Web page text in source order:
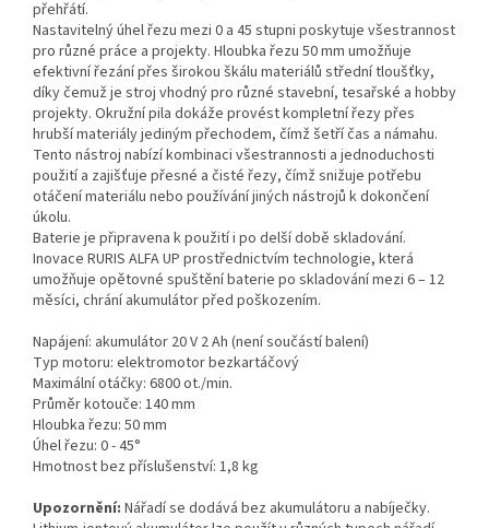
přehřátí.
Nastavitelný úhel řezu mezi 0 a 45 stupni poskytuje všestrannost
pro různé práce a projekty. Hloubka řezu 50 mm umožňuje
efektivní řezání přes širokou škálu materiálů střední tloušťky,
díky čemuž je stroj vhodný pro různé stavební, tesařské a hobby
projekty. Okružní pila dokáže provést kompletní řezy přes
hrubší materiály jediným přechodem, čímž šetří čas a námahu.
Tento nástroj nabízí kombinaci všestrannosti a jednoduchosti
použití a zajišťuje přesné a čisté řezy, čímž snižuje potřebu
otáčení materiálu nebo používání jiných nástrojů k dokončení
úkolu.
Baterie je připravena k použití i po delší době skladování.
Inovace RURIS ALFA UP prostřednictvím technologie, která
umožňuje opětovné spuštění baterie po skladování mezi 6 – 12
měsíci, chrání akumulátor před poškozením.
Napájení: akumulátor 20 V 2 Ah (není součástí balení)
Typ motoru: elektromotor bezkartáčový
Maximální otáčky: 6800 ot./min.
Průměr kotouče: 140 mm
Hloubka řezu: 50 mm
Úhel řezu: 0 - 45°
Hmotnost bez příslušenství: 1,8 kg
Upozornění: Nářadí se dodává bez akumulátoru a nabíječky.